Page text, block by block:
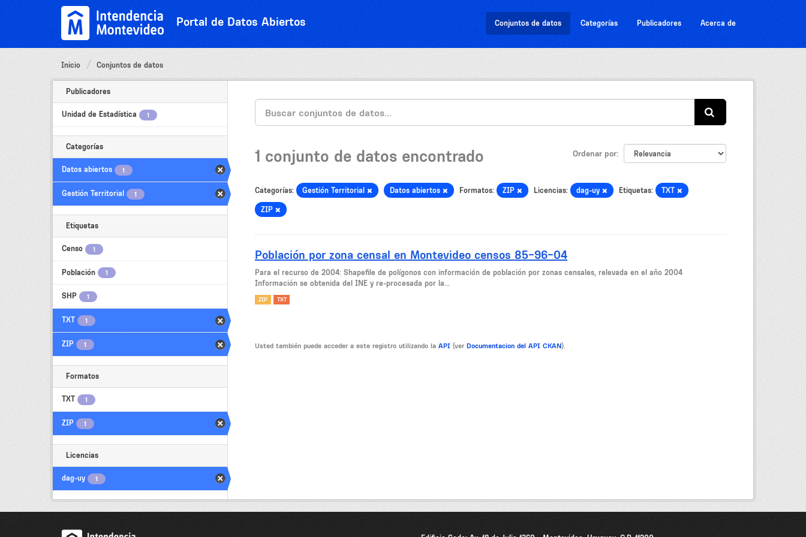
Portal de Datos Abiertos Conjuntos de datos Categorías Publicadores Acerca de
Inicio Conjuntos de datos
Publicadores
Unidad de Estadística 1
Categorías
Datos abiertos 1
Gestión Territorial 1
Etiquetas
Censo 1
Población 1
SHP 1
TXT 1
ZIP 1
Formatos
TXT 1
ZIP 1
Licencias
dag-uy 1
Ordenar por
1 conjunto de datos encontrado
Categorías: Gestión Territorial Datos abiertos Formatos: ZIP Licencias: dag-uy Etiquetas: TXT
ZIP
Población por zona censal en Montevideo censos 85-96-04
Para el recurso de 2004: Shapefile de polígonos con información de población por zonas censales, relevada en el año 2004
Información se obtenida del INE y re-procesada por la...
ZIP TXT
Usted también puede acceder a este registro utilizando la API (ver Documentacion del API CKAN).